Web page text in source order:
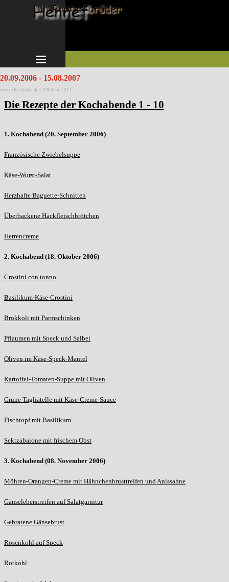
Direkt zum Seiteninhalt
20.09.2006 - 15.08.2007
unsere Kochabende > 2006 bis 2011
Die Rezepte der Kochabende 1 - 10
1. Kochabend (20. September 2006)
Französische Zwiebelsuppe
Käse-Wurst-Salat
Herzhafte Baguette-Schnitten
Überbackene Hackfleischbrötchen
Herrencreme
2. Kochabend (18. Oktober 2006)
Crostini con tonno
Basilikum-Käse-Crostini
Brokkoli mit Parmschinken
Pflaumen mit Speck und Salbei
Oliven im Käse-Speck-Mantel
Kartoffel-Tomaten-Suppe mit Oliven
Grüne Tagliatelle mit Käse-Creme-Sauce
Fischtopf mit Basilikum
Sektzabaione mit frischem Obst
3. Kochabend (08. November 2006)
Möhren-Orangen-Creme mit Hähnchenbrusttreifen und Anissahne
Gänseleberstreifen auf Salatgarnitur
Gebratene Gänsebrust
Rosenkohl auf Speck
Rotkohl